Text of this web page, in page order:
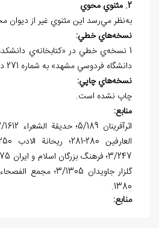
2. مثنوي محوي
به‌نظر مي‌رسد اين مثنوي غير از ديوان
نسخههاي خطي:
1 نسخه‌ي خطي در «کتابخانه‌ي دانشكده
دانشگاه فردوسي مشهد» به شماره 271 در 15 برگ موجود است.
نسخههاي چاپي:
چاپ نشده است.
منابع:
گلزار جاويدان 3/
1380.
منابع: